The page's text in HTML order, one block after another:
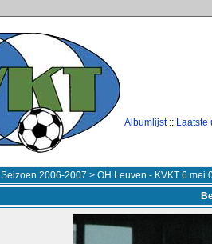
Albumlijst:: Laatste
Seizoen 2006-2007 > OH Leuven - KVKT 6 mei